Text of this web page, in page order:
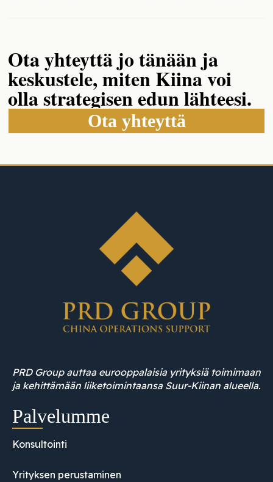
Ota yhteyttä jo tänään ja
keskustele, miten Kiina voi
olla strategisen edun lähteesi.
Ota yhteyttä
PRD Group auttaa eurooppalaisia yrityksiä toimimaan
ja kehittämään liiketoimintaansa Suur-Kiinan alueella.
Palvelumme
Konsultointi
Yrityksen perustaminen